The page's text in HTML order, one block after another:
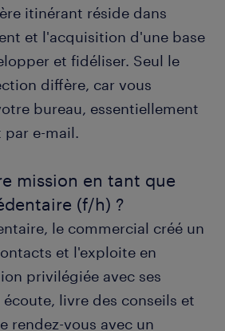
itinérant réside dans
et l'acquisition d'une base
et fidéliser. Seul le
diffère, car vous
bureau, essentiellement
par e-mail.
mission en tant que
(f/h) ?
le commercial créé un
et l'exploite en
privilégiée avec ses
livre des conseils et
rendez-vous avec un